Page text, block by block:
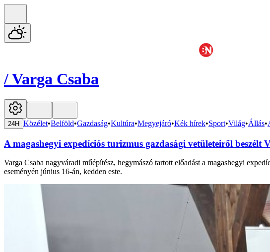
/Varga Csaba
24H Közélet•Belföld•Gazdaság•Kultúra•Megyejáró•Kék hírek•Sport•Világ•Állás•
A magashegyi expedíciós turizmus gazdasági vetületeiről beszélt
Varga Csaba nagyváradi műépítész, hegymászó tartott előadást a magashegyi
eseményén június 16-án, kedden este.